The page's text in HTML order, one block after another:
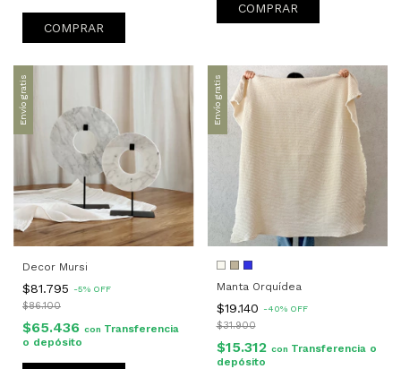
COMPRAR
COMPRAR
Envío gratis
Decor Mursi
$81.795 -5% OFF
$86.100
$65.436 con Transferencia
o depósito
Envío gratis
Manta Orquídea
$19.140 -40% OFF
$31.900
$15.312 con Transferencia o
depósito